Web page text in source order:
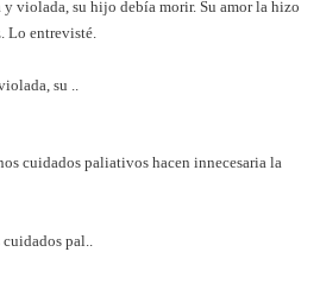
su ..
pal..